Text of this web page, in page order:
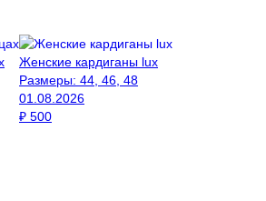
Женские кардиганы lux
Размеры: 44, 46, 48
01.08.2026
₽ 500